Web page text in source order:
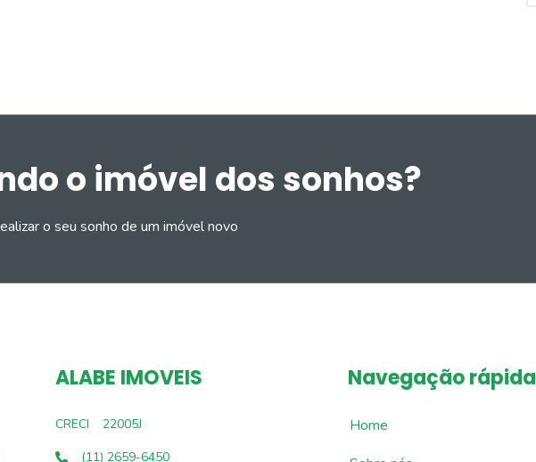
o imóvel dos sonhos?
o seu sonho de um imóvel novo
ALABE IMOVEIS
CRECI
22005J
(11) 2659-6450
Navegação rápida
Home